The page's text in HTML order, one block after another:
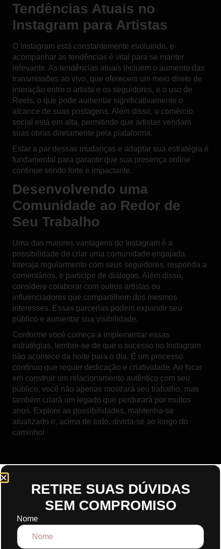
Tendências Atuais no
Instagram para Artistas
O Instagram está constantemente evoluindo, e
acompanhar as tendências é vital para se manter
relevante. As tendências atuais incluem o aumento das
transmissões ao vivo, que oferecem um meio direto de
interação entre o artista e os seguidores, e o uso de
Reels, o que pode aumentar significativamente o
alcance de suas postagens. Além disso, o comércio
social está em alta, permitindo que artistas vendam
suas obras diretamente pela plataforma.
Estar a par dessas mudanças e adaptar sua estratégia é
fundamental para garantir que sua presença online
continue sendo forte e impactante.
Desenvolvendo uma
Comunidade ao Redor de
Seu Trabalho
Uma das maiores vantagens do Instagram é a
possibilidade de criar uma comunidade engajada.
Interaja regularmente com seus seguidores, responda a
comentários, e participe de diálogos. Além disso,
considere colaborar com outros artistas ou
influenciadores que compartilhem dos mesmos
interesses. Essas parcerias podem expandir seu
público e aumentar sua visibilidade.
Conforme você começa a implementar essas
estratégias, lembre-se de que o sucesso no Instagram
não acontece da noite para o dia. É um processo
contínuo que requer dedicação e criatividade. Ao focar
em construir um relacionamento autêntico com seu
público, você não apenas mostrará seu trabalho, mas
também criará um legado que perdurará por muitos
anos. Explore as possibilidades, mantenha-se
atualizado e, acima de tudo, divirta-se ao longo do
caminho!
Faça Seu
Orçamento Para
RETIRE SUAS DÚVIDAS
SEM COMPROMISO
Nome